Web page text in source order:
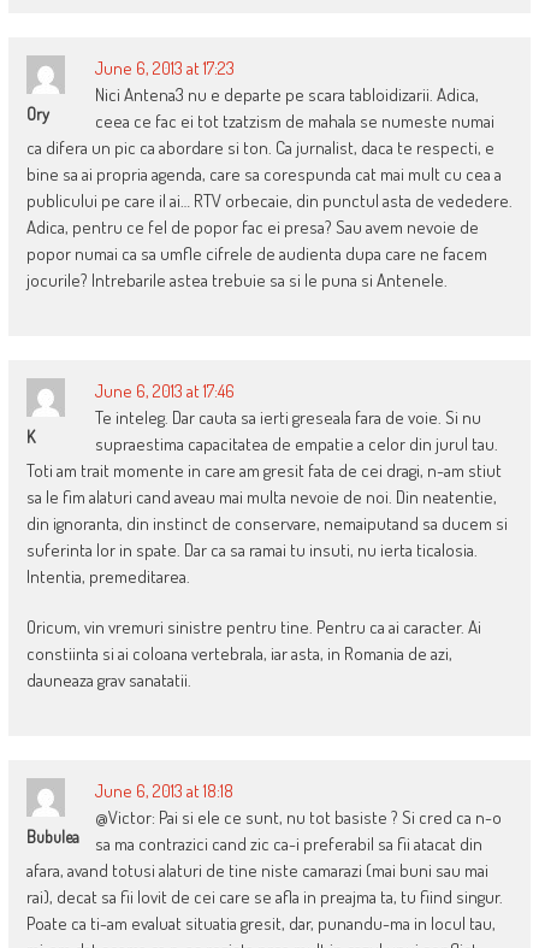
Ory
June 6, 2013 at 17:23
Nici Antena3 nu e departe pe scara tabloidizarii. Adica,
ceea ce fac ei tot tzatzism de mahala se numeste numai
ca difera un pic ca abordare si ton. Ca jurnalist, daca te respecti, e
bine sa ai propria agenda, care sa corespunda cat mai mult cu cea a
publicului pe care il ai… RTV orbecaie, din punctul asta de vededere.
Adica, pentru ce fel de popor fac ei presa? Sau avem nevoie de
popor numai ca sa umfle cifrele de audienta dupa care ne facem
jocurile? Intrebarile astea trebuie sa si le puna si Antenele.
K
June 6, 2013 at 17:46
Te inteleg. Dar cauta sa ierti greseala fara de voie. Si nu
supraestima capacitatea de empatie a celor din jurul tau.
Toti am trait momente in care am gresit fata de cei dragi, n-am stiut
sa le fim alaturi cand aveau mai multa nevoie de noi. Din neatentie,
din ignoranta, din instinct de conservare, nemaiputand sa ducem si
suferinta lor in spate. Dar ca sa ramai tu insuti, nu ierta ticalosia.
Intentia, premeditarea.
Oricum, vin vremuri sinistre pentru tine. Pentru ca ai caracter. Ai
constiinta si ai coloana vertebrala, iar asta, in Romania de azi,
dauneaza grav sanatatii.
Bubulea
June 6, 2013 at 18:18
@Victor: Pai si ele ce sunt, nu tot basiste ? Si cred ca n-o
sa ma contrazici cand zic ca-i preferabil sa fii atacat din
afara, avand totusi alaturi de tine niste camarazi (mai buni sau mai
rai), decat sa fii lovit de cei care se afla in preajma ta, tu fiind singur.
Poate ca ti-am evaluat situatia gresit, dar, punandu-ma in locul tau,